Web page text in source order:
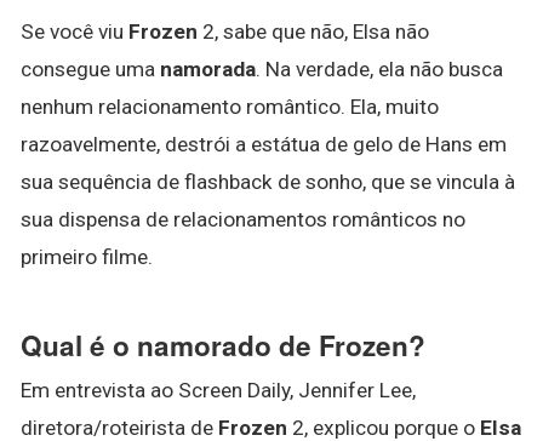
Se você viu Frozen 2, sabe que não, Elsa não
consegue uma namorada. Na verdade, ela não busca
nenhum relacionamento romântico. Ela, muito
razoavelmente, destrói a estátua de gelo de Hans em
sua sequência de flashback de sonho, que se vincula à
sua dispensa de relacionamentos românticos no
primeiro filme.
Qual é o namorado de Frozen?
Em entrevista ao Screen Daily, Jennifer Lee,
diretora/roteirista de Frozen 2, explicou porque o Elsa